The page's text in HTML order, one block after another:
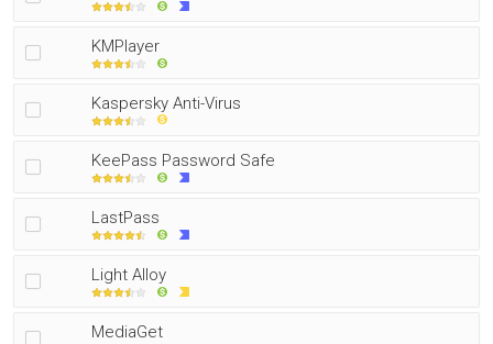
KMPlayer
Kaspersky Anti-Virus
KeePass Password Safe
LastPass
Light Alloy
MediaGet